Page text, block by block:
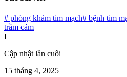
# phòng khám tim mạch# bệnh tim
trầm cảm
📅
Cập nhật lần cuối
15 tháng 4, 2025